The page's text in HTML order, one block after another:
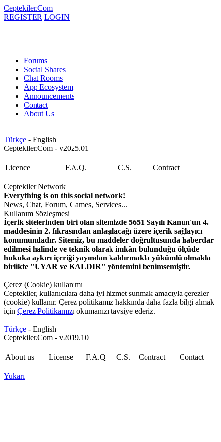
Ceptekiler.Com
REGISTER LOGIN
Forums
Social Shares
Chat Rooms
App Ecosystem
Announcements
Contact
About Us
Türkçe - English
Ceptekiler.Com - v2025.01
Licence F.A.Q. C.S. Contract
Ceptekiler Network
Everything is on this social network!
News, Chat, Forum, Games, Services...
Kullanım Sözleşmesi
İçerik sitelerinden biri olan sitemizde 5651 Sayılı Kanun'un 4.
maddesinin 2. fıkrasından anlaşılacağı üzere içerik sağlayıcı
konumundadır. Sitemiz, bu maddeler doğrultusunda haberdar
edilmesi halinde ve teknik olarak imkân bulunduğu ölçüde
hukuka aykırı içeriği yayından kaldırmakla yükümlü olmakla
birlikte "UYAR ve KALDIR" yöntemini benimsemiştir.
Çerez (Cookie) kullanımı
Ceptekiler, kullanıcılara daha iyi hizmet sunmak amacıyla çerezler
(cookie) kullanır. Çerez politikamız hakkında daha fazla bilgi almak
için Çerez Politikamızı okumanızı tavsiye ederiz.
Türkçe - English
Ceptekiler.Com - v2019.10
About us License F.A.Q C.S. Contract Contact
Yukarı